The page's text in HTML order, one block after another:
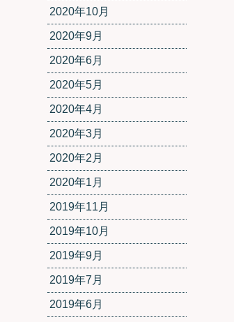
2020年10月
2020年9月
2020年6月
2020年5月
2020年4月
2020年3月
2020年2月
2020年1月
2019年11月
2019年10月
2019年9月
2019年7月
2019年6月